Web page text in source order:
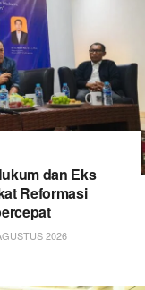
dan Eks
Reformasi
2026